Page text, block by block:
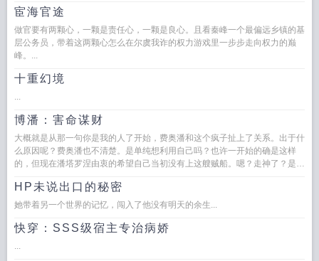
宦海官途
做官要有两颗心，一颗是责任心，一颗是良心。且看秦峰一个最偏远乡镇的基
层公务员，带着这两颗心怎么在尔虞我诈的权力游戏里一步步走向权力的巅
峰。...
十重幻境
...
博潘：害命谋财
大概就是从那一句你是我的人了开始，费奥潘和这个疯子扯上了关系。出于什
么原因呢？费奥潘也不清楚。是单纯想利用自己吗？也许一开始的确是这样
的，但现在潘塔罗涅由衷的希望自己当初没有上这艘贼船。嗯？走神了？是我
HP未说出口的秘密
她带着另一个世界的记忆，闯入了他没有明天的余生...
快穿：SSS级宿主专治病娇
...